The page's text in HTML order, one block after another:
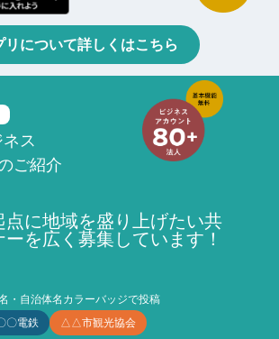
リについて詳しくはこちら
ス
ご紹介
点に地域を盛り上げたい共
を広く募集しています！
・自治体名カラーバッジで投稿
〇電鉄
△△市観光協会